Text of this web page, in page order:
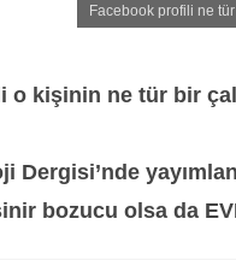
Facebook profili ne
kişinin ne tür bir
Dergisi’nde
bozucu olsa da